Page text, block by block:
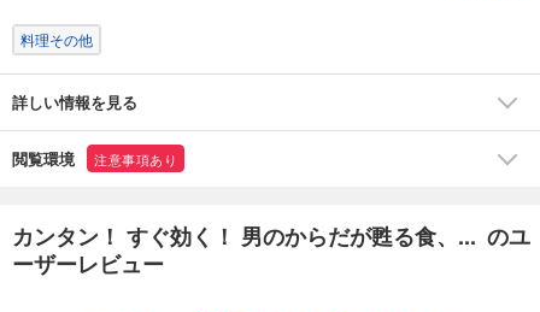
料理その他
詳しい情報を見る
閲覧環境 注意事項あり
カンタン！ すぐ効く！ 男のからだが甦る食、... のユ
ーザーレビュー